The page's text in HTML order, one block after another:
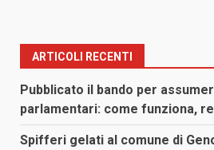
ARTICOLI RECENTI
Pubblicato il bando per
parlamentari: come funziona,
Spifferi gelati al comune di